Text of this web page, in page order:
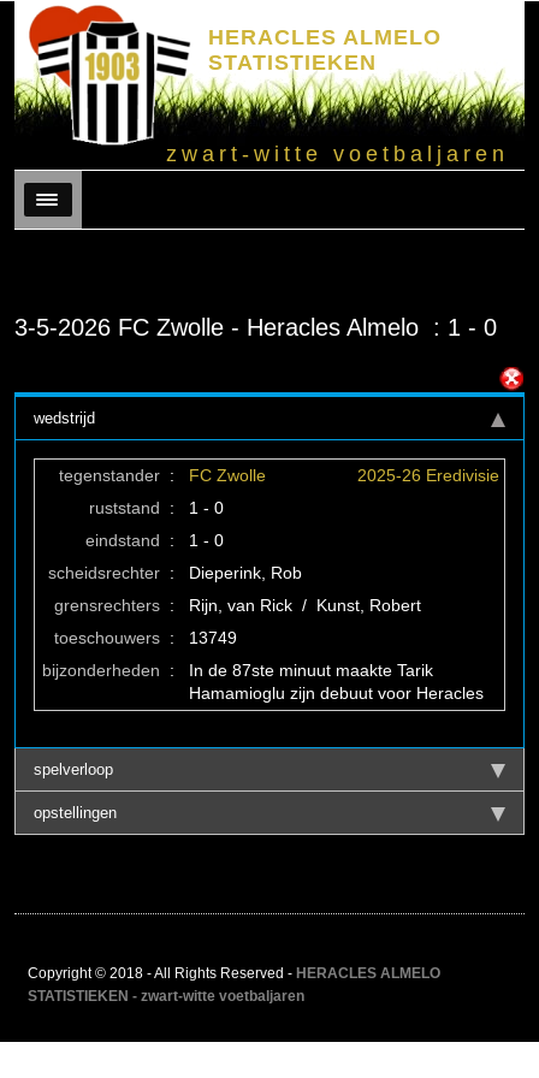
HERACLES ALMELO
STATISTIEKEN
zwart-witte voetbaljaren
Menu
3-5-2026 FC Zwolle - Heracles Almelo : 1 - 0
wedstrijd
tegenstander : FC Zwolle
2025-26 Eredivisie
ruststand
:
1 - 0
eindstand
:
1 - 0
scheidsrechter :
Dieperink, Rob
grensrechters :
Rijn, van Rick / Kunst, Robert
toeschouwers :
13749
bijzonderheden
:
In de 87ste minuut maakte Tarik
Hamamioglu zijn debuut voor Heracles
spelverloop
opstellingen
Copyright © 2018 - All Rights Reserved - HERACLES ALMELO
STATISTIEKEN - zwart-witte voetbaljaren